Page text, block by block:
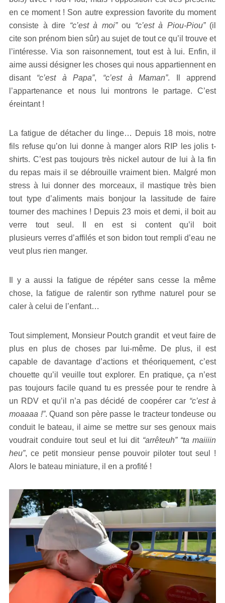
en ce moment ! Son autre expression favorite du moment
consiste à dire “c’est à moi”ou “c’est à Piou-Piou”(il
cite son prénom bien sûr) au sujet de tout ce qu’il trouve et
l’intéresse. Via son raisonnement, tout est à lui. Enfin, il
aime aussi désigner les choses qui nous appartiennent en
disant “c’est à Papa”, “c’est à Maman”. Il apprend
l’appartenance et nous lui montrons le partage. C’est
éreintant !
La fatigue de détacher du linge… Depuis 18 mois, notre
fils refuse qu’on lui donne à manger alors RIP les jolis t-
shirts. C’est pas toujours très nickel autour de lui à la fin
du repas mais il se débrouille vraiment bien. Malgré mon
stress à lui donner des morceaux, il mastique très bien
tout type d’aliments mais bonjour la lassitude de faire
tourner des machines ! Depuis 23 mois et demi, il boit au
verre tout seul. Il en est si content qu’il boit
plusieurs verres d’affilés et son bidon tout rempli d’eau ne
veut plus rien manger.
Il y a aussi la fatigue de répéter sans cesse la même
chose, la fatigue de ralentir son rythme naturel pour se
caler à celui de l’enfant…
Tout simplement, Monsieur Poutch grandit et veut faire de
plus en plus de choses par lui-même. De plus, il est
capable de davantage d’actions et théoriquement, c’est
chouette qu’il veuille tout explorer. En pratique, ça n’est
pas toujours facile quand tu es pressée pour te rendre à
un RDV et qu’il n’a pas décidé de coopérer car “c’est à
moaaaa !”. Quand son père passe le tracteur tondeuse ou
conduit le bateau, il aime se mettre sur ses genoux mais
voudrait conduire tout seul et lui dit “arrêteuh” “ta maiiiin
heu”, ce petit monsieur pense pouvoir piloter tout seul !
Alors le bateau miniature, il en a profité !